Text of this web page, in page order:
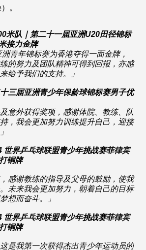
。
米队｜第二十一届亚洲U20田径锦标
接力金牌
青年锦标赛为香港夺得一面金牌，
的努力及团队精神可得到回报，亦感
给予我们的支持。」
三届亚洲青少年保龄球锦标赛男子优
意外获得奖项，感谢体院、教练、队
，我会更加努力训练提升自己，迎接
世界乒乓球联盟青少年挑战赛菲律宾
铜牌
感谢教练的指导及父母的鼓励，使我
未来我会更加努力，朝着自己的目标
想而奋斗。」
世界乒乓球联盟青少年挑战赛菲律宾
铜牌
是我第一次获得杰出青少年运动员的